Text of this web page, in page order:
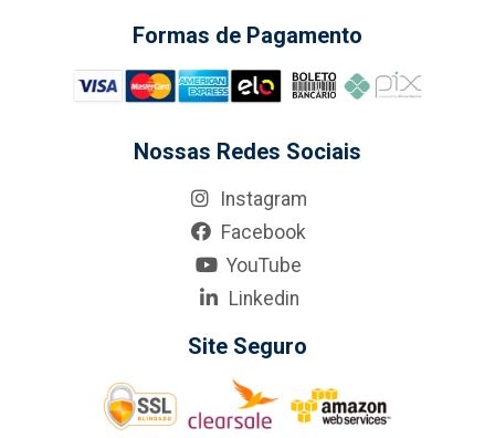
Formas de Pagamento
Nossas Redes Sociais
Instagram
Facebook
YouTube
Linkedin
Site Seguro